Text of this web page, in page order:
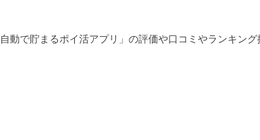
動で貯まるポイ活アプリ」の評価や口コミやランキン